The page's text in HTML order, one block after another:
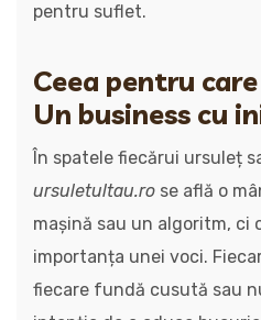
pentru suflet.
Ceea pentru
Un business cu
În spatele fiecărui ursuleț
ursuletultau.ro se află o
mașină sau un algoritm, ci
importanța unei voci.
fiecare fundă cusută sau